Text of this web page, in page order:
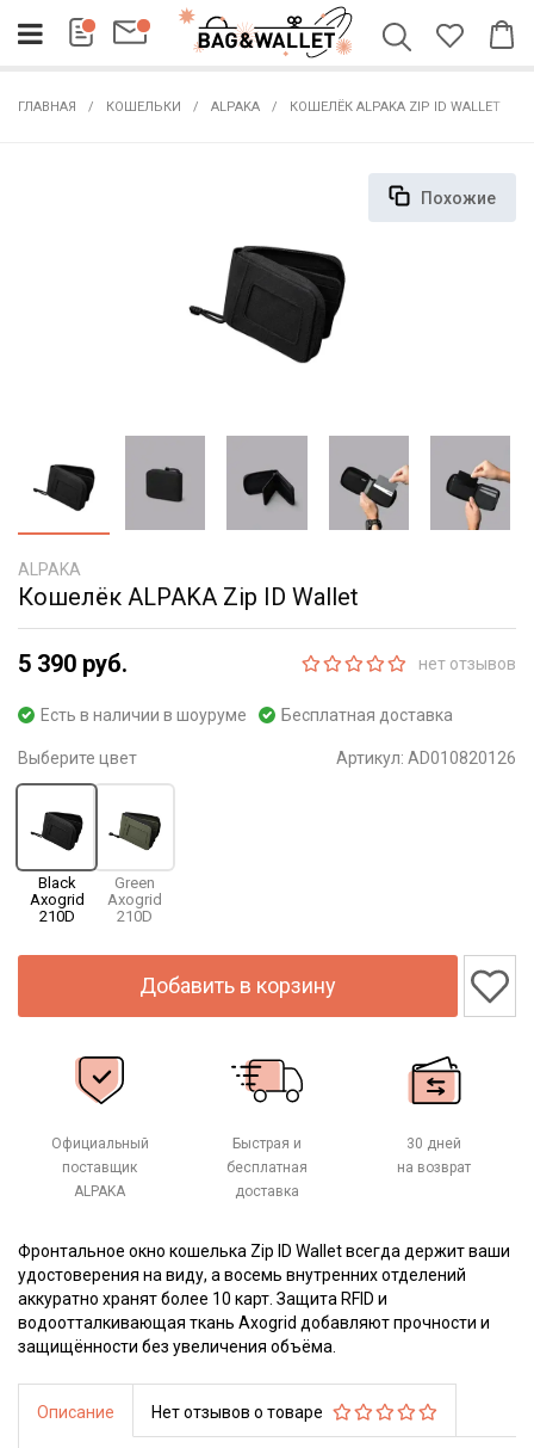
ГЛАВНАЯ КОШЕЛЬКИ ALPAKA КОШЕЛЁК ALPAKA ZIP ID WALLET
Похожие
ALPAKA
Кошелёк ALPAKA Zip ID Wallet
5 390 руб. нет отзывов
Есть в наличии в шоуруме Бесплатная доставка
Выберите цвет Артикул: AD010820126
Black
Axogrid
210D
Green
Axogrid
210D
Добавить в корзину
Официальный
поставщик
ALPAKA
Быстрая и
бесплатная
доставка
30 дней
на возврат
Фронтальное окно кошелька Zip ID Wallet всегда держит ваши
удостоверения на виду, а восемь внутренних отделений
аккуратно хранят более 10 карт. Защита RFID и
водоотталкивающая ткань Axogrid добавляют прочности и
защищённости без увеличения объёма.
Описание Нет отзывов о товаре